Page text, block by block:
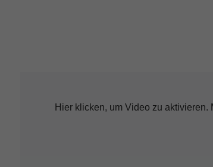
Hier klicken, um Video zu